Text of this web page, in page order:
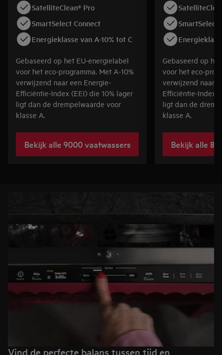
zelfs voor ovenplaten. Verkrijgbaar in
standaard- en XXL Max-formaat.
SatelliteClean® Pro
SmartSelect Connect
Energieklasse van A-10% tot C
Gebaseerd op het EU-energielabel
voor het eco-programma. Met A-10%
verwijzend naar een Energie-
Efficiëntie-Index (EEI) die 10% lager
ligt dan de drempelwaarde voor
klasse A.
Bekijk alle 9000 vaatwassers
flexibele korven.
standaard- en
SmartSelect
Gebaseerd op
voor het eco-
verwijzend naar
Efficiëntie-Index
ligt dan de
klasse A.
Bekijk alle
Vind de perfecte balans tussen tijd en